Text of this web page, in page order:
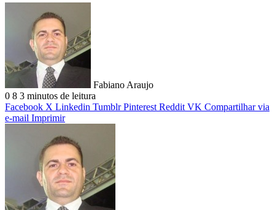
Fabiano Araujo
0 8 3 minutos de leitura
Facebook X Linkedin Tumblr Pinterest Reddit VK Compartilhar via
e-mail Imprimir